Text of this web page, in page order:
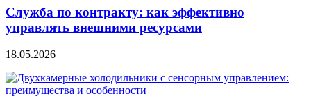
Служба по контракту: как эффективно
управлять внешними ресурсами
18.05.2026